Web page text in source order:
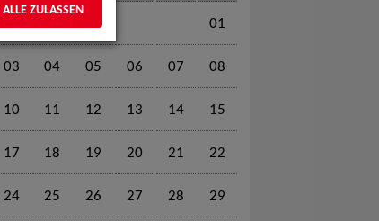
01
03 04 05 06 07 08
10 11 12 13 14 15
17 18 19 20 21 22
24 25 26 27 28 29
ALLE ZULASSEN